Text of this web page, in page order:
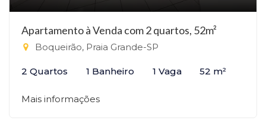
Apartamento à Venda com 2 quartos, 52m²
Boqueirão, Praia Grande-SP
2 Quartos 1 Banheiro 1 Vaga 52 m²
Mais informações